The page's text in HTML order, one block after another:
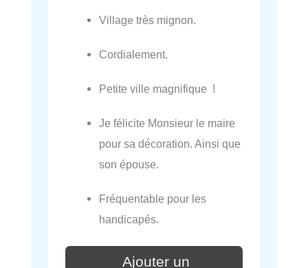
Village très mignon.
Cordialement.
Petite ville magnifique !
Je félicite Monsieur le maire
pour sa décoration. Ainsi que
son épouse.
Fréquentable pour les
handicapés.
Ajouter un